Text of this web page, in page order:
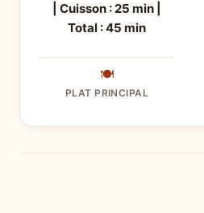
| Cuisson : 25 min |
Total : 45 min
🍽
PLAT PRINCIPAL